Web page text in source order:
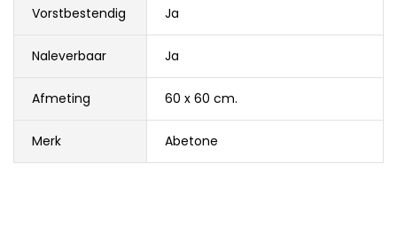
Vorstbestendig Ja
Naleverbaar Ja
Afmeting 60 x 60 cm.
Merk Abetone